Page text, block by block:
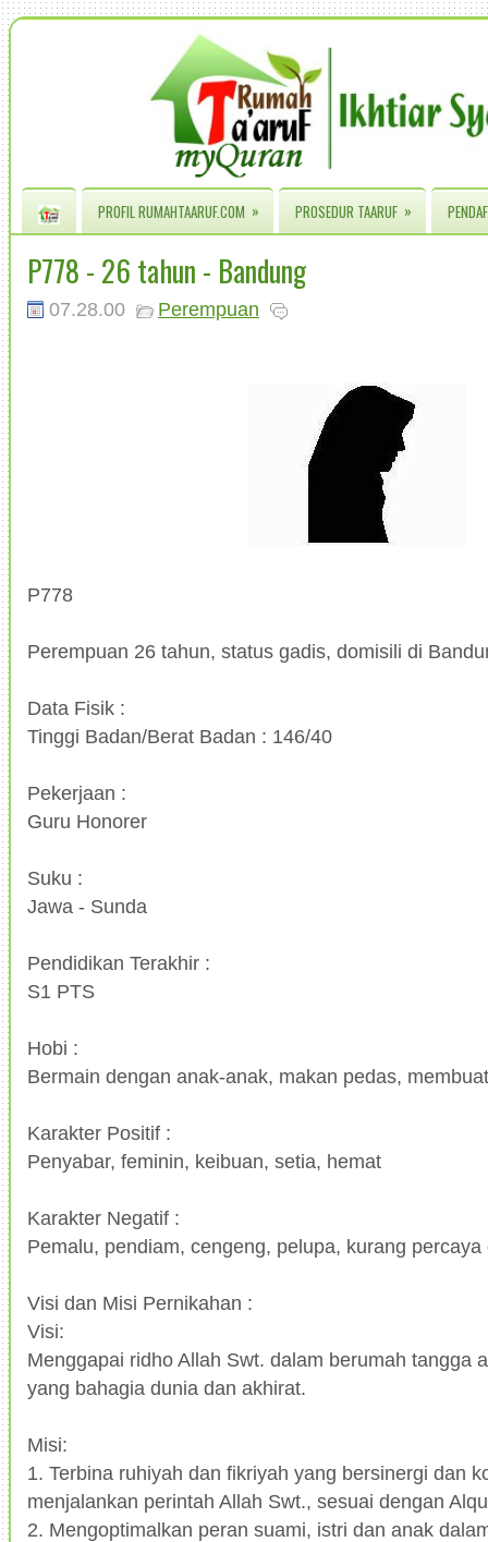
PROFIL RUMAHTAARUF.COM » PROSEDUR TAARUF »
P778 - 26 tahun - Bandung
07.28.00 Perempuan
P778
Perempuan 26 tahun, status gadis, domisili di
Data Fisik :
Tinggi Badan/Berat Badan : 146/40
Pekerjaan :
Guru Honorer
Suku :
Jawa - Sunda
Pendidikan Terakhir :
S1 PTS
Hobi :
Bermain dengan anak-anak, makan pedas,
Karakter Positif :
Penyabar, feminin, keibuan, setia, hemat
Karakter Negatif :
Pemalu, pendiam, cengeng, pelupa, kurang percaya
Visi dan Misi Pernikahan :
Visi:
Menggapai ridho Allah Swt. dalam berumah tangga
yang bahagia dunia dan akhirat.
Misi:
1. Terbina ruhiyah dan fikriyah yang bersinergi dan
menjalankan perintah Allah Swt., sesuai dengan
2. Mengoptimalkan peran suami, istri dan anak